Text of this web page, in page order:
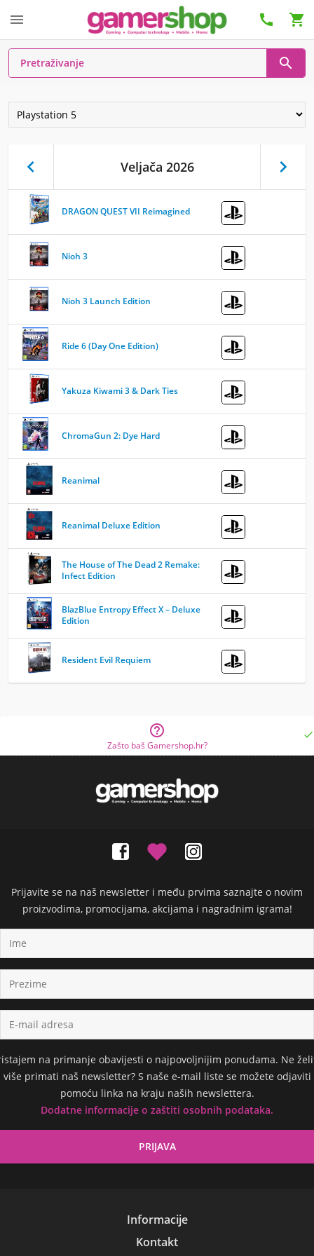
  

 
Veljača 2026
DRAGON QUEST VII Reimagined
Nioh 3
Nioh 3 Launch Edition
Ride 6 (Day One Edition)
Yakuza Kiwami 3 & Dark Ties
ChromaGun 2: Dye Hard
Reanimal
Reanimal Deluxe Edition
The House of The Dead 2 Remake:
Infect Edition
BlazBlue Entropy Effect X – Deluxe
Edition
Resident Evil Requiem

Zašto baš Gamershop.hr?

Prijavite se na naš newsletter i među prvima saznajte o novim
proizvodima, promocijama, akcijama i nagradnim igrama!
na primanje obavijesti o najpovoljnijim ponudama. Ne
više primati naš newsletter? S naše e-mail liste se možete odjaviti
pomoću linka na kraju naših newslettera.
Dodatne informacije o zaštiti osobnih podataka.
Informacije
Kontakt